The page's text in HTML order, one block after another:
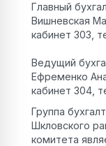
Главный
Вишневская
кабинет 303,
Ведущий
Ефременко
кабинет 304,
Группа
Шкловского
комитета